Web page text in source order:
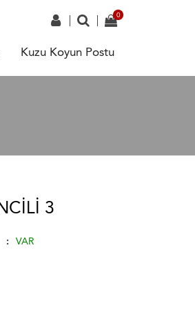
Kuzu Koyun Postu
3
VAR